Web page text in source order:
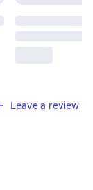
Leave a review